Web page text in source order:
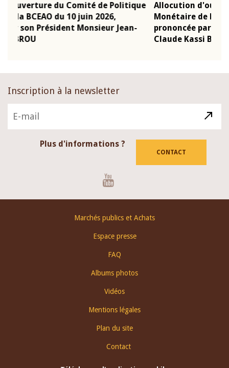
Allocution d'ouverture du Comité de Politique
Monétaire de la BCEAO du 4 mars 2026,
prononcée par son Président Monsieur Jean-
Claude Kassi BROU
Inscription à la newsletter
Plus d'informations ?
CONTACT
Marchés publics et Achats
Espace presse
FAQ
Albums photos
Vidéos
Mentions légales
Plan du site
Contact